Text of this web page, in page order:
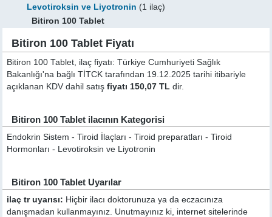
Levotiroksin ve Liyotronin (1 ilaç)
Bitiron 100 Tablet
Bitiron 100 Tablet Fiyatı
Bitiron 100 Tablet, ilaç fiyatı: Türkiye Cumhuriyeti Sağlık
Bakanlığı'na bağlı TİTCK tarafından 19.12.2025 tarihi itibariyle
açıklanan KDV dahil satışfiyatı 150,07 TL dir.
Bitiron 100 Tablet ilacının Kategorisi
Endokrin Sistem - Tiroid İlaçları - Tiroid preparatları - Tiroid
Hormonları - Levotiroksin ve Liyotronin
Bitiron 100 Tablet Uyarılar
ilaç tr uyarısı: Hiçbir ilacı doktorunuza ya da eczacınıza
danışmadan kullanmayınız. Unutmayınız ki, internet sitelerinde